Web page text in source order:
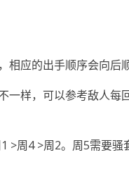
相应的出手顺序会向后
一样，可以参考敌人
>周4 >周2。周5需要